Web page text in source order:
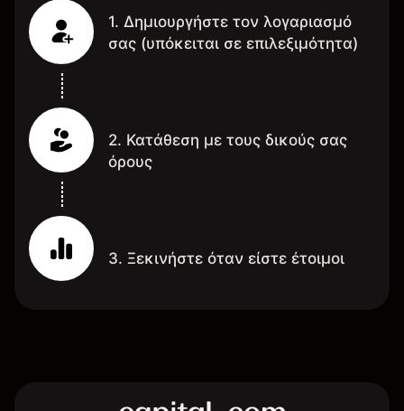
1. Δημιουργήστε τον λογαριασμό
σας (υπόκειται σε επιλεξιμότητα)
2. Κατάθεση με τους δικούς σας
όρους
3. Ξεκινήστε όταν είστε έτοιμοι